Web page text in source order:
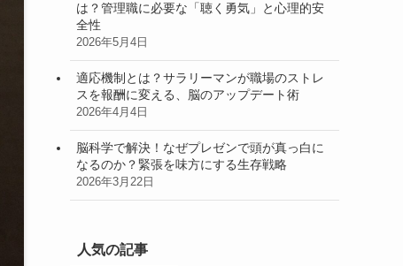
は？管理職に必要な「聴く勇気」と心理的安
全性
2026年5月4日
適応機制とは？サラリーマンが職場のストレ
スを報酬に変える、脳のアップデート術
2026年4月4日
脳科学で解決！なぜプレゼンで頭が真っ白に
なるのか？緊張を味方にする生存戦略
2026年3月22日
人気の記事